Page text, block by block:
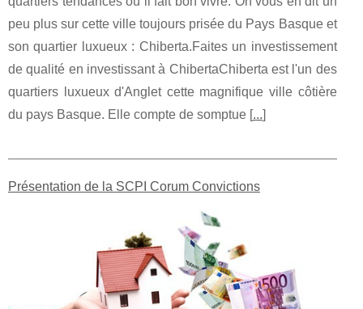
peu plus sur cette ville toujours prisée du Pays Basque et
son quartier luxueux : Chiberta.Faites un investissement
de qualité en investissant à ChibertaChiberta est l'un des
quartiers luxueux d'Anglet cette magnifique ville côtière
du pays Basque. Elle compte de somptue [...]
Présentation de la SCPI Corum Convictions